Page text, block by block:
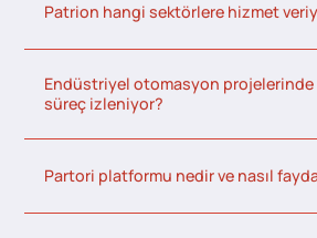
Patrion hangi sektörlere hizmet
Endüstriyel otomasyon projelerinde
süreç izleniyor?
Partori platformu nedir ve nasıl